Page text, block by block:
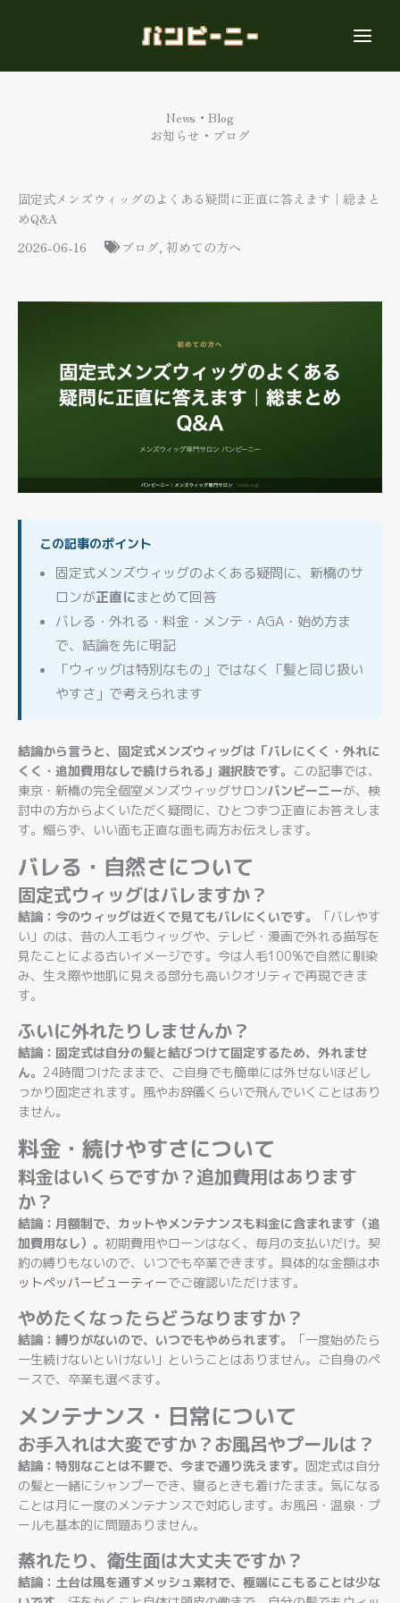
ス
News・Blog
お知らせ・ブログ
固定式メンズウィッグのよくある疑問に正直に答えます｜総まと
めQ&A
2026-06-16
ブログ, 初めての方へ
この記事のポイント
固定式メンズウィッグのよくある疑問に、新橋のサ
ロンが正直にまとめて回答
バレる・外れる・料金・メンテ・AGA・始め方ま
で、結論を先に明記
「ウィッグは特別なもの」ではなく「髪と同じ扱い
やすさ」で考えられます
結論から言うと、固定式メンズウィッグは「バレにくく・外れに
くく・追加費用なしで続けられる」選択肢です。 この記事では、
東京・新橋の完全個室メンズウィッグサロンバンビーニーが、検
討中の方からよくいただく疑問に、ひとつずつ正直にお答えしま
す。煽らず、いい面も正直な面も両方お伝えします。
バレる・自然さについて
固定式ウィッグはバレますか？
結論：今のウィッグは近くで見てもバレにくいです。
「バレやす
い」のは、昔の人工毛ウィッグや、テレビ・漫画で外れる描写を
見たことによる古いイメージです。今は人毛100%で自然に馴染
み、生え際や地肌に見える部分も高いクオリティで再現できま
す。
ふいに外れたりしませんか？
結論：固定式は自分の髪と結びつけて固定するため、外れませ
ん。 24時間つけたままで、ご自身でも簡単には外せないほどし
っかり固定されます。風やお辞儀くらいで飛んでいくことはあり
ません。
料金・続けやすさについて
料金はいくらですか？追加費用はあります
か？
結論：月額制で、カットやメンテナンスも料金に含まれます（追
加費用なし）。 初期費用やローンはなく、毎月の支払いだけ。契
約の縛りもないので、いつでも卒業できます。具体的な金額はホ
ットペッパービューティーでご確認いただけます。
やめたくなったらどうなりますか？
結論：縛りがないので、いつでもやめられます。
「一度始めたら
一生続けないといけない」ということはありません。ご自身のペ
ースで、卒業も選べます。
メンテナンス・日常について
お手入れは大変ですか？お風呂やプールは？
結論：特別なことは不要で、今まで通り洗えます。 固定式は自分
の髪と一緒にシャンプーでき、寝るときも着けたまま。気になる
ことは月に一度のメンテナンスで対応します。お風呂・温泉・プ
ールも基本的に問題ありません。
蒸れたり、衛生面は大丈夫ですか？
結論：土台は風を通すメッシュ素材で、極端にこもることは少な